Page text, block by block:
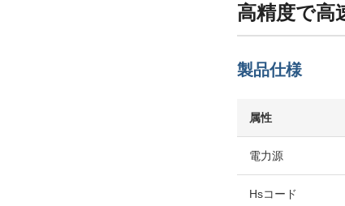
高精度で高
製品仕様
属性
電力源
Hsコード